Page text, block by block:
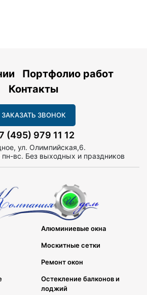
Портфолио работ
Контакты
ЗАКАЗАТЬ ЗВОНОК
(495) 979 11 12
ул. Олимпийская,6.
пн-вс. Без выходных и праздников
Алюминиевые окна
Москитные сетки
Ремонт окон
Остекление балконов и
лоджий